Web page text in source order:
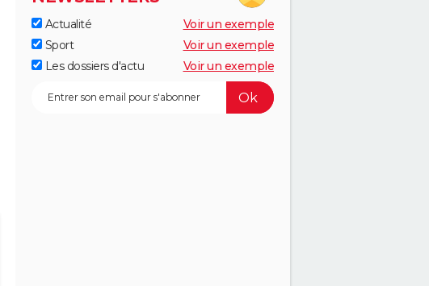
Actualité
Voir un exemple
Sport
Voir un exemple
Les dossiers d'actu
Voir un exemple